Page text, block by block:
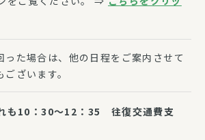
った場合は、他の日程をご案内させて
ざいます。
も10：30～12：35 往復交通費支